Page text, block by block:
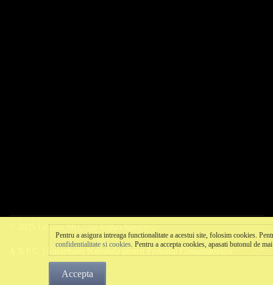
© 2025 Lexonn SRL. All Rights Reserved.
A.N.P.C. | Autoritatea Nationala pentru Protectia Consumatorilor
Pentru a asigura intreaga functionalitate a acestui site, folosim cookies.
confidentialitate si cookies. Pentru a accepta cookies, apasati butonul de
Accepta